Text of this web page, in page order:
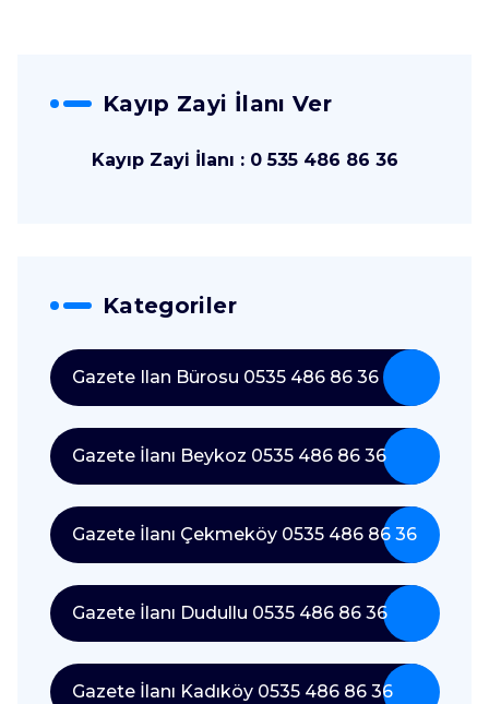
Kayıp Zayi İlanı Ver
Kayıp Zayi İlanı : 0 535 486 86 36
Kategoriler
Gazete Ilan Bürosu 0535 486 86 36
Gazete İlanı Beykoz 0535 486 86 36
Gazete İlanı Çekmeköy 0535 486 86 36
Gazete İlanı Dudullu 0535 486 86 36
Gazete İlanı Kadıköy 0535 486 86 36